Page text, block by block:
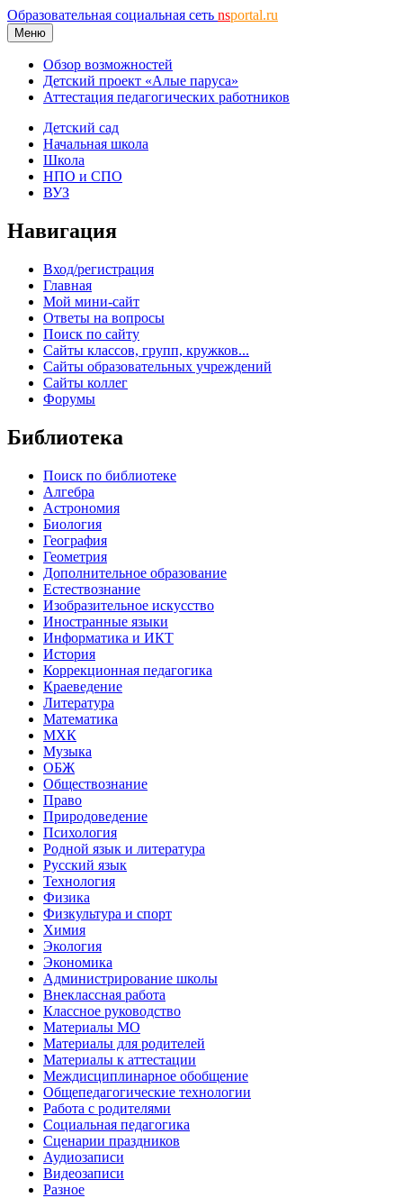
Образовательная социальная сеть nsportal.ru
Меню
Обзор возможностей
Детский проект «Алые паруса»
Аттестация педагогических работников
Детский сад
Начальная школа
Школа
НПО и СПО
ВУЗ
Навигация
Вход/регистрация
Главная
Мой мини-сайт
Ответы на вопросы
Поиск по сайту
Сайты классов, групп, кружков...
Сайты образовательных учреждений
Сайты коллег
Форумы
Библиотека
Поиск по библиотеке
Алгебра
Астрономия
Биология
География
Геометрия
Дополнительное образование
Естествознание
Изобразительное искусство
Иностранные языки
Информатика и ИКТ
История
Коррекционная педагогика
Краеведение
Литература
Математика
МХК
Музыка
ОБЖ
Обществознание
Право
Природоведение
Психология
Родной язык и литература
Русский язык
Технология
Физика
Физкультура и спорт
Химия
Экология
Экономика
Администрирование школы
Внеклассная работа
Классное руководство
Материалы МО
Материалы для родителей
Материалы к аттестации
Междисциплинарное обобщение
Общепедагогические технологии
Работа с родителями
Социальная педагогика
Сценарии праздников
Аудиозаписи
Видеозаписи
Разное